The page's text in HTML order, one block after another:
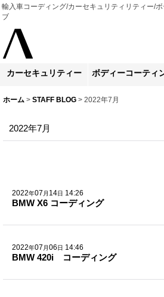
輸入車コーディング/カーセキュリティリティー/
ブ
カーセキュリティー ボディーコーティ
ホーム > STAFF BLOG > 2022年7月
2022年7月
2022年07 月 14日 14:26
BMW X6 コーディング
2022年07 月06日 14:46
BMW 420i コーディング